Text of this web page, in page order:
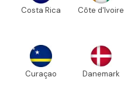
Costa Rica Côte d'Ivoire
Curaçao Danemark